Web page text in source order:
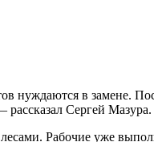
нуждаются в замене.
Сергей Мазура.
Рабочие уже